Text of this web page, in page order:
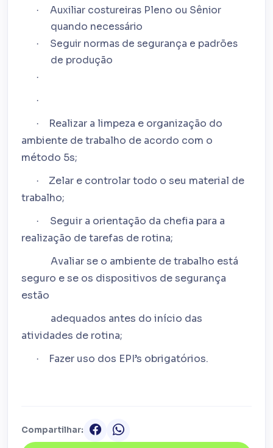
·
Auxiliar costureiras Pleno ou Sênior
quando necessário
·
Seguir normas de segurança e padrões
de produção
·
·
·
Realizar a limpeza e organização do
ambiente de trabalho de acordo com o
método 5s;
·
Zelar e controlar todo o seu material de
trabalho;
·
Seguir a orientação da chefia para a
realização de tarefas de rotina;
Avaliar se o ambiente de trabalho está
seguro e se os dispositivos de segurança
estão
adequados antes do início das
atividades de rotina;
· Fazer uso dos EPI’s obrigatórios.
Compartilhar: